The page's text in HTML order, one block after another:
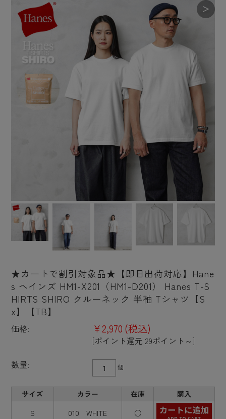
＞
★カートで割引対象品★【即日出荷対応】Hane
s ヘインズ HM1-X201（HM1-D201） Hanes T-S
HIRTS SHIRO クルーネック 半袖 Tシャツ【S
x】【TB】
価格: ¥2,970 (税込)
[ポイント還元 29ポイント～]
数量:
個
サイズ カラー 在庫
購入
S
010 WHITE ○